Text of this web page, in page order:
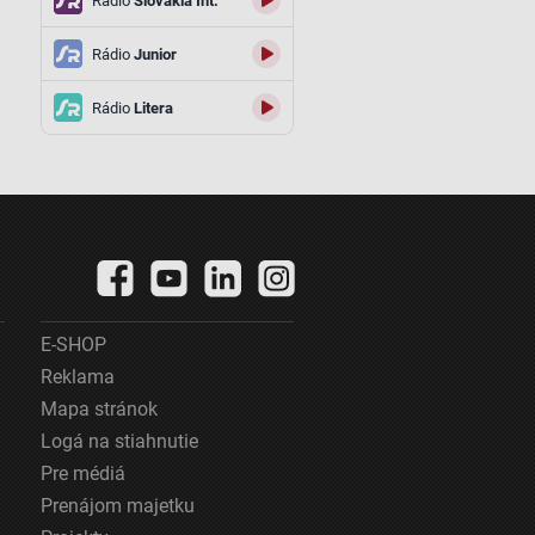
RádioJunior
RádioLitera
E-SHOP
Reklama
Mapa stránok
Logá na stiahnutie
Pre médiá
Prenájom majetku